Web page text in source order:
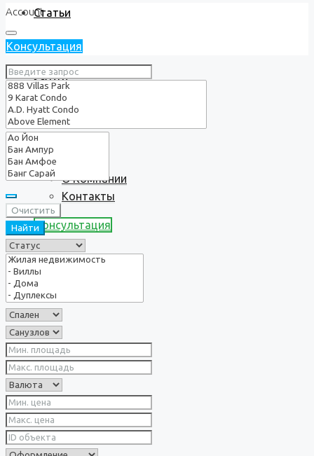
Статьи
Услуги
О нас
О Компании
Контакты
Консультация
Account
Консультация
Очистить
Найти